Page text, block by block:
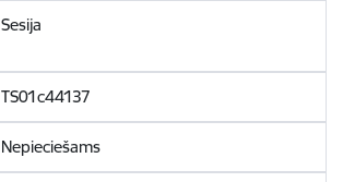
Sesija
TS01c44137
Nepieciešams